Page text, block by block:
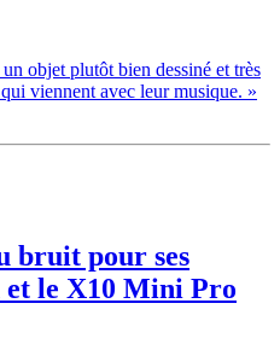
objet plutôt bien dessiné et très
viennent avec leur musique. »
bruit pour ses
le X10 Mini Pro